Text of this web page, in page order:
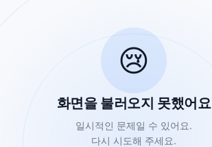
😢
화면을 불러오지 못했어요
일시적인 문제일 수 있어요.
다시 시도해 주세요.